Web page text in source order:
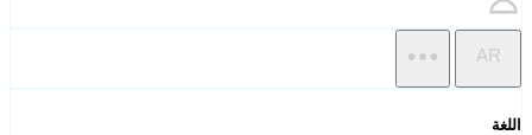
AR
اللغة